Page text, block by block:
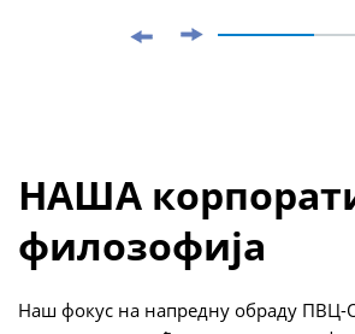
НАША
филозофија
Наш фокус на напредну обраду ПВЦ-